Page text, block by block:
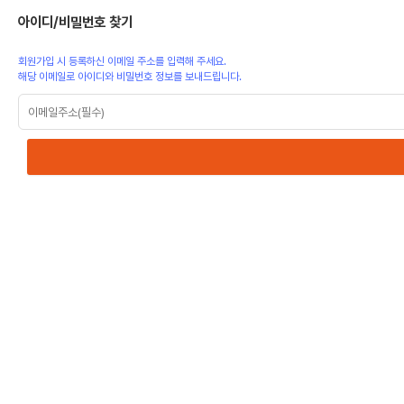
아이디/비밀번호 찾기
회원가입 시 등록하신 이메일 주소를 입력해 주세요.
해당 이메일로 아이디와 비밀번호 정보를 보내드립니다.